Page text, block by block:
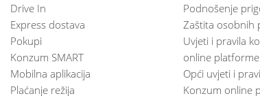
Drive In
Express dostava
Pokupi
Konzum SMART
Mobilna aplikacija
Plaćanje režija
Podnošenje
Zaštita osobnih
Uvjeti i pravila
online platforme
Opći uvjeti i
Konzum online